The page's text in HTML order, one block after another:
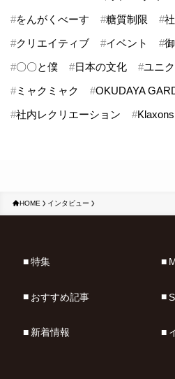
#をんがくべーす #糖質制限 #
#クリエイティブ #イベント #
#〇〇と僕 #日本の文化 #ユニ
#ミャクミャク #OKUDAYA
#社内レクリエーション #Klaxons
HOME インタビュー
特集
おすすめ記事
新着情報